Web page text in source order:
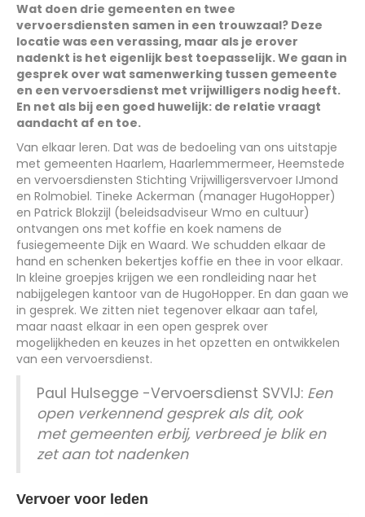
Wat doen drie gemeenten en twee
vervoersdiensten samen in een trouwzaal? Deze
locatie was een verassing, maar als je erover
nadenkt is het eigenlijk best toepasselijk. We gaan in
gesprek over wat samenwerking tussen gemeente
en een vervoersdienst met vrijwilligers nodig heeft.
En net als bij een goed huwelijk: de relatie vraagt
aandacht af en toe.
Van elkaar leren. Dat was de bedoeling van ons uitstapje
met gemeenten Haarlem, Haarlemmermeer, Heemstede
en vervoersdiensten Stichting Vrijwilligersvervoer IJmond
en Rolmobiel. Tineke Ackerman (manager HugoHopper)
en Patrick Blokzijl (beleidsadviseur Wmo en cultuur)
ontvangen ons met koffie en koek namens de
fusiegemeente Dijk en Waard. We schudden elkaar de
hand en schenken bekertjes koffie en thee in voor elkaar.
In kleine groepjes krijgen we een rondleiding naar het
nabijgelegen kantoor van de HugoHopper. En dan gaan we
in gesprek. We zitten niet tegenover elkaar aan tafel,
maar naast elkaar in een open gesprek over
mogelijkheden en keuzes in het opzetten en ontwikkelen
van een vervoersdienst.
Paul Hulsegge -Vervoersdienst SVVIJ: Een
open verkennend gesprek als dit, ook
met gemeenten erbij, verbreed je blik en
zet aan tot nadenken
Vervoer voor leden